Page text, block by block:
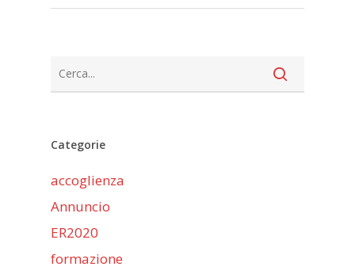
Categorie
accoglienza
Annuncio
ER2020
formazione